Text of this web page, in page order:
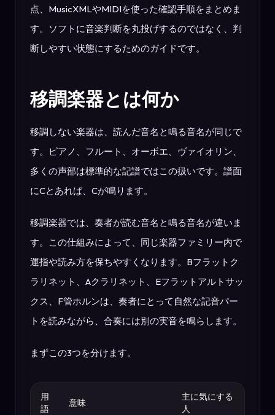
点、MusicXMLやMIDIを使った確認手順をまとめま
す。ソフトに音楽判断を丸投げするのではなく、判
断しやすい状態にするためのガイドです。
移調楽器とは何か
移調しない楽器は、読んだ音名と鳴る音名が同じで
す。ピアノ、フルート、オーボエ、ヴァイオリン、
多くの声部は標準的な記譜ではこの扱いです。譜面
にCとあれば、Cが鳴ります。
移調楽器では、奏者が読む音名と鳴る音名が違いま
す。この仕組みによって、同じ楽器ファミリー内で
運指や読み方を保ちやすくなります。Bフラットク
ラリネット、Aクラリネット、Eフラットアルトサッ
クス、F管ホルンは、奏者にとって自然な記音パー
トを読みながら、合奏には別の実音を鳴らします。
まずこの3つを分けます。
用
語
意味
主に気にする
人